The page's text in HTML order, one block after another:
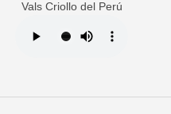
Vals Criollo del Perú